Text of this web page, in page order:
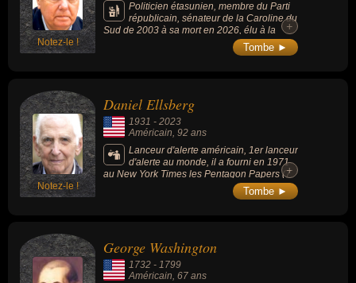
Notez-le !
Politicien étasunien, membre du Parti
républicain, sénateur de la Caroline du
Sud de 2003 à sa mort en 2026, élu à la
Chambre des représentants de 1995 à 2003,
célèbre pour avoir siégé au Congrès
indéfectible à des alliés clés comme Israël et
l'Ukraine, a également marqué l'actualité par
son évolution politique spectaculaire,
passant du statut de critique féroce de
Donald Trump en 2016 à celui de conseiller
de confiance et de défenseur acharné de
l'ancien président, a joué un rôle déterminant
dans la confirmation très contestée du juge
conservateur Brett Kavanaugh à la Cour
+
Tombe ►
Notez-le !
Daniel Ellsberg
1931 - 2023
Américain , 92 ans
Lanceur d'alerte américain, 1er lanceur
d'alerte au monde, il a fourni en 1971
au New York Times les Pentagon Papers (7
000 pages de documentation top-secrète
appartenant au Pentagone et concernant le
+
Tombe ►
George Washington
1732 - 1799
Américain, 67 ans